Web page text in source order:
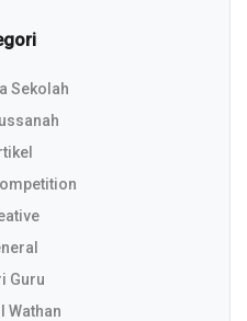
Sekolah
Guru
Wathan